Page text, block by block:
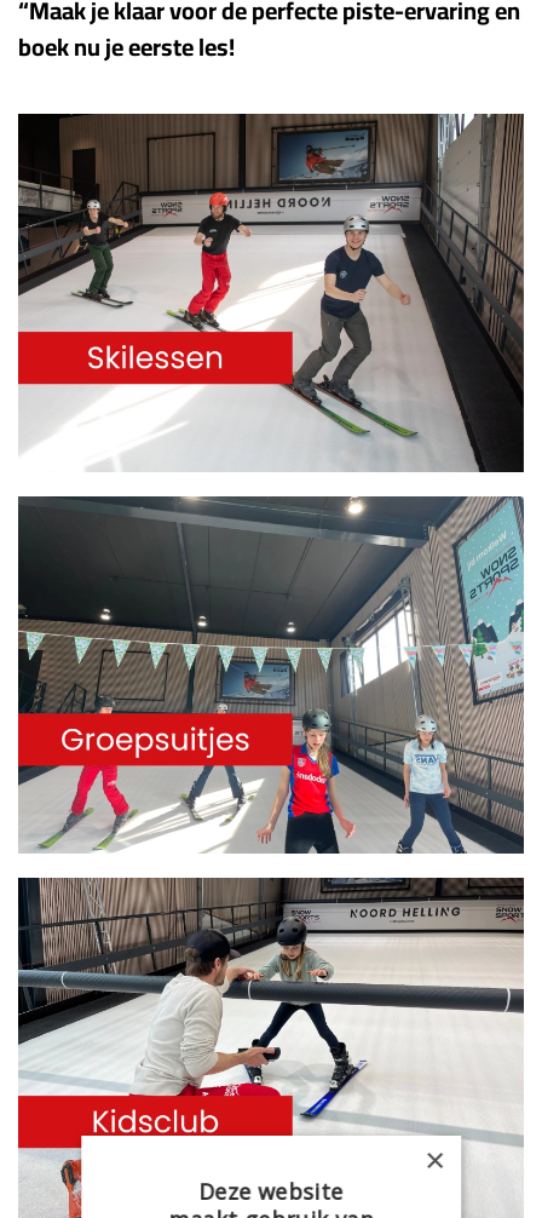
“Maak je klaar voor de perfecte piste-ervaring en
boek nu je eerste les!
×
Deze website